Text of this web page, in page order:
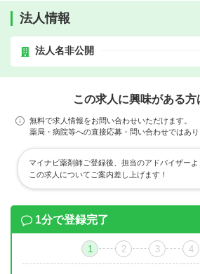
法人情報
法人名非公開
この求人に興味がある方
無料で求人情報をお問い合わせいただけます。
薬局・病院等への直接応募・問い合わせではあり
マイナビ薬剤師ご登録後、担当のアドバイザーよ
この求人についてご案内差し上げます！
1分で登録完了
1 2 3 4